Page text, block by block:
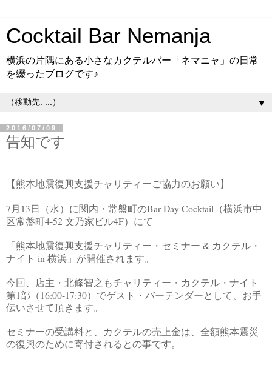
Cocktail Bar Nemanja
横浜の片隅にある小さなカクテルバー「ネマニャ」の日常
を綴ったブログです♪
▼
2016/07/09
告知です
【熊本地震復興支援チャリティーご協力のお願い】
7 月 13 日（水）に関内・常盤町のBar Day Cocktail （横浜市中
区常盤町4-52 文乃家ビル4F）にて
「熊本地震復興支援チャリティー・セミナー & カクテル・
ナイト in 横浜」が開催されます。
今回、店主・北條智之もチャリティー・カクテル・ナイト
第1部（ 16:00-17:30）でゲスト・バーテンダーとして、お手
伝いさせて頂きます。
セミナーの受講料と、カクテルの売上金は、全額熊本震災
の復興のために寄付されるとの事です。